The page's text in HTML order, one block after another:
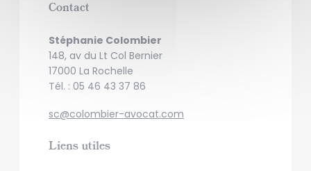
Contact
Stéphanie Colombier
148, av du Lt Col Bernier
17000 La Rochelle
Tél. : 05 46 43 37 86
sc@colombier-avocat.com
Liens utiles